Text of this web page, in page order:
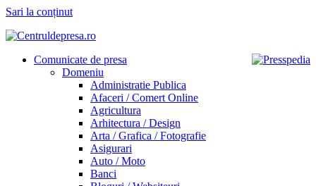
Sari la conținut
Comunicate de presa
Domeniu
Administratie Publica
Afaceri / Comert Online
Agricultura
Arhitectura / Design
Arta / Grafica / Fotografie
Asigurari
Auto / Moto
Banci